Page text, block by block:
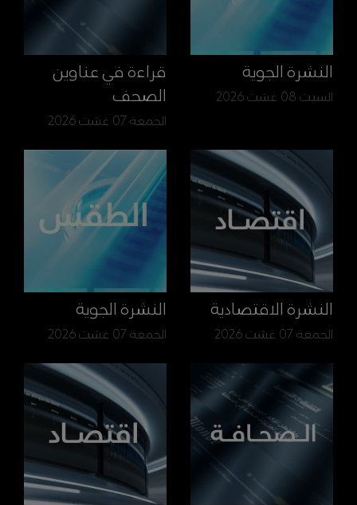
النشرة الجوية
السبت 08 غشت 2026
قراءة في عناوين
الصحف
الجمعة 07 غشت 2026
النشرة الاقتصادية
الجمعة 07 غشت 2026
النشرة الجوية
الجمعة 07 غشت 2026